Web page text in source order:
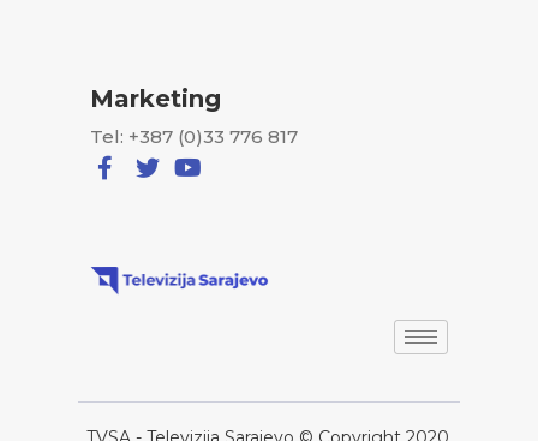
Marketing
Tel: +387 (0)33 776 817